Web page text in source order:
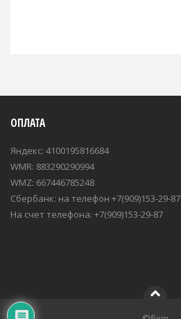
ОПЛАТА
Яндекс: 4100195816684
WMR: 883290290994
WMZ: 667446785248
Сбербанк: на телефон +7(909)153-29-87
На счет телефона: +7(909)153-29-87